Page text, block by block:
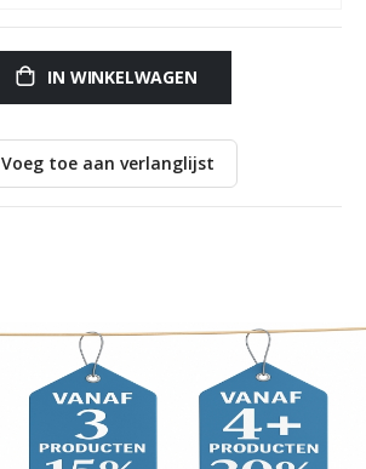
IN WINKELWAGEN
Voeg toe aan verlanglijst